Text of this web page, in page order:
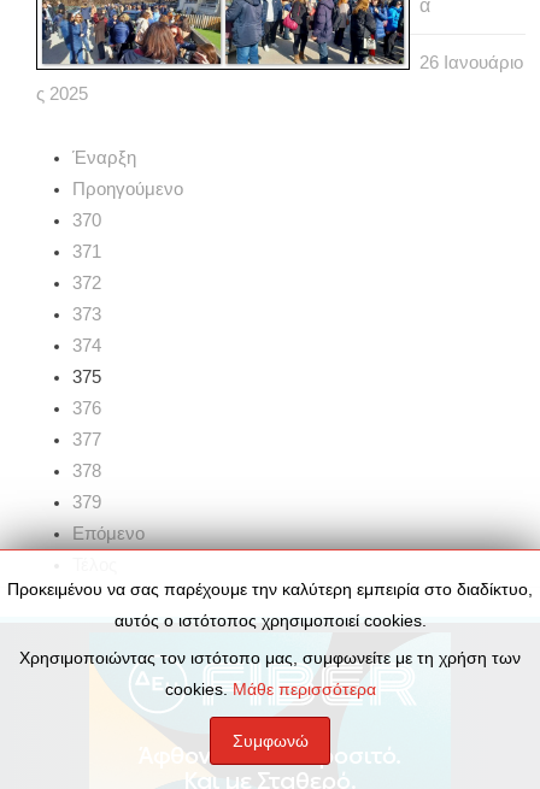
α
26 Ιανουάριο
ς 2025
Έναρξη
Προηγούμενο
370
371
372
373
374
375
376
377
378
379
Επόμενο
Προκειμένου να σας παρέχουμε την καλύτερη εμπειρία στο διαδίκτυο,
αυτός ο ιστότοπος χρησιμοποιεί cookies.
Χρησιμοποιώντας τον ιστότοπο μας, συμφωνείτε με τη χρήση των
cookies.Μάθε περισσότερα
Συμφωνώ